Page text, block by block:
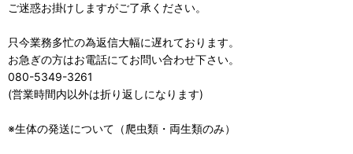
ご迷惑お掛けしますがご了承ください。
只今業務多忙の為返信大幅に遅れております。
お急ぎの方はお電話にてお問い合わせ下さい。
080-5349-3261
(営業時間内以外は折り返しになります)
※生体の発送について（爬虫類・両生類のみ）